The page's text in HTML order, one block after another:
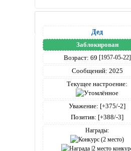
Дед
Заблокирован
Возраст: 69 [1957-05-22]
Сообщений: 2025
Текущее настроение:
Уважение: [+375/-2]
Позитив: [+388/-3]
Награды: